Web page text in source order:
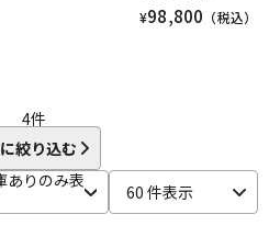
¥98,800 （税込）
4件
絞り込む
ありのみ表
60 件表示